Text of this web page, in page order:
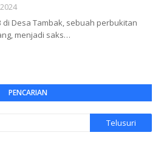
di Desa Tambak, sebuah perbukitan
menjadi saks…
PENCARIAN